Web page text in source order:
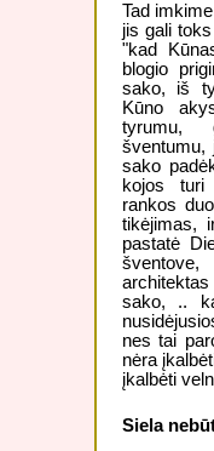
Tad
jis gali
"kad
blogio
sako, iš
Kūno
tyrumu,
šventumu,
sako
kojos turi
rankos
tikėjimas,
pastatė
sako, ..
nes tai
nėra
įkalbėti
Siela